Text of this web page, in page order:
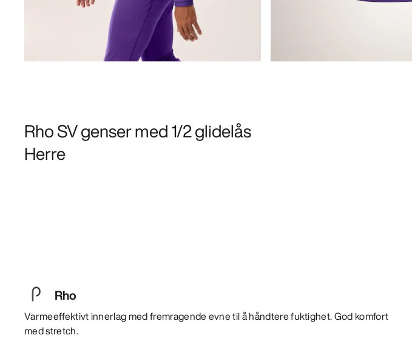
Rho SV genser med 1/2 glidelås
Herre
Rho
Varmeeffektivt innerlag med fremragende evne til å håndtere fuktighet. God komfort
med stretch.